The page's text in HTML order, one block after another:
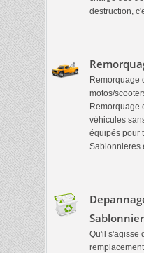
destruction,
Remorquage
motos/
Remorquage
véhicules
équipés pour
Sablonnieres
Qu'il s'agisse